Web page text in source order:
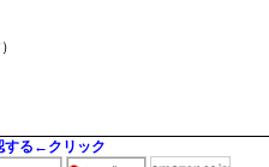
する←クリック